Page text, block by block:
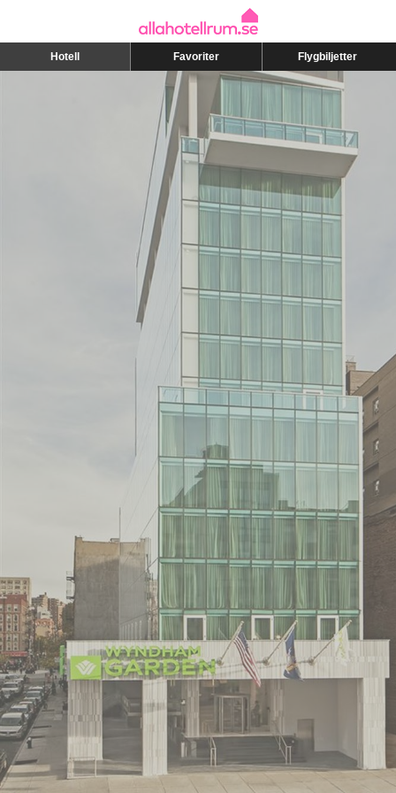
Hotell Favoriter Flygbiljetter